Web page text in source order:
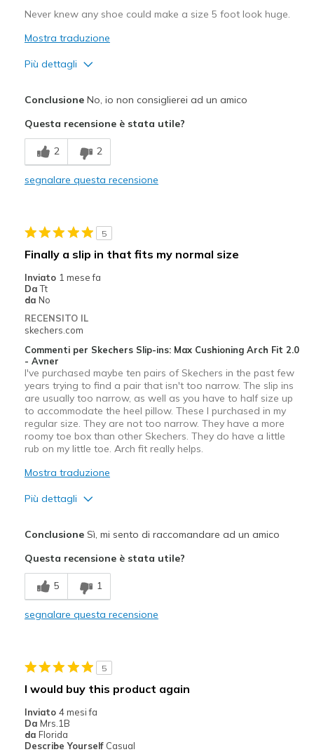
Never knew any shoe could make a size 5 foot look huge.
Mostra traduzione
Più dettagli
Difetti
NOT Stylish
View On Shoes
I'm Into Shoes
ConclusioneNo, io non consiglierei ad un amico
Questa recensione è stata utile?
2 2
segnalare questa recensione
5
Finally a slip in that fits my normal size
Inviato 1 mese fa
Da Tt
da No
RECENSITO IL
skechers.com
Commenti per Skechers Slip-ins: Max Cushioning Arch Fit 2.0
- Avner
I've purchased maybe ten pairs of Skechers in the past few
years trying to find a pair that isn't too narrow. The slip ins
are usually too narrow, as well as you have to half size up
to accommodate the heel pillow. These I purchased in my
regular size. They are not too narrow. They have a more
roomy toe box than other Skechers. They do have a little
rub on my little toe. Arch fit really helps.
Mostra traduzione
Più dettagli
Comfortable
Migliori Utilizzi:
Casual Wear
Feels true to size
ConclusioneSì, mi sento di raccomandare ad un amico
Questa recensione è stata utile?
5 1
segnalare questa recensione
5
I would buy this product again
Inviato 4 mesi fa
Da Mrs.1B
da Florida
Describe Yourself Casual